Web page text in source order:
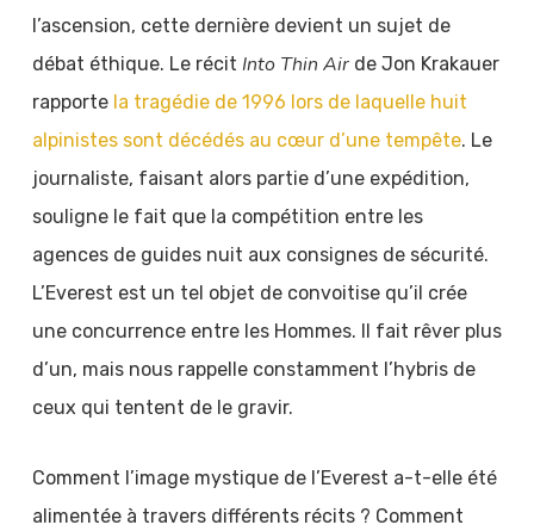
l’ascension, cette dernière devient un sujet de
débat éthique. Le récit Into Thin Airde Jon Krakauer
rapportela tragédie de 1996 lors de laquelle huit
alpinistes sont décédés au cœur d’une tempête. Le
journaliste, faisant alors partie d’une expédition,
souligne le fait que la compétition entre les
agences de guides nuit aux consignes de sécurité.
L’Everest est un tel objet de convoitise qu’il crée
une concurrence entre les Hommes. Il fait rêver plus
d’un, mais nous rappelle constamment l’hybris de
ceux qui tentent de le gravir.
Comment l’image mystique de l’Everest a-t-elle été
alimentée à travers différents récits ? Comment